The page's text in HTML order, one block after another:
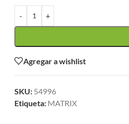
- +
Agregar a wishlist
SKU: 54996
Etiqueta: MATRIX